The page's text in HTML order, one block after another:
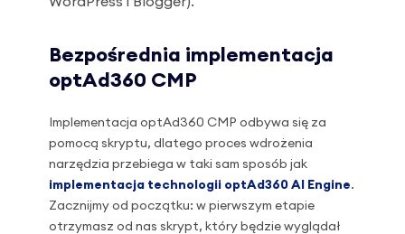
Bezpośrednia implementacja
optAd360 CMP
Implementacja optAd360 CMP odbywa się za
pomocą skryptu, dlatego proces wdrożenia
narzędzia przebiega w taki sam sposób jak
implementacja technologii optAd360 AI Engine.
Zacznijmy od początku: w pierwszym etapie
otrzymasz od nas skrypt, który będzie wyglądał